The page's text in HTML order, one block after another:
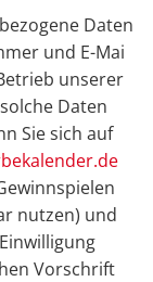
Daten
und E-Mai
unserer
Daten
Sie sich auf
nutzen) und
Vorschrift